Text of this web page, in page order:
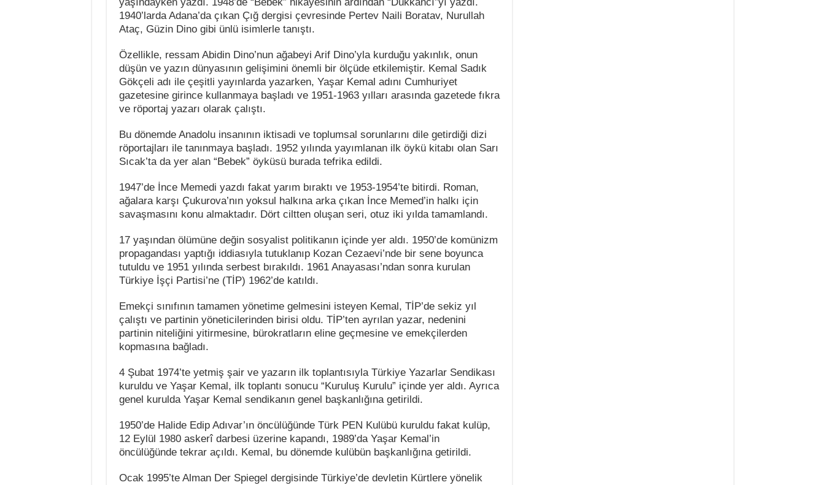
1940’larda Adana’da çıkan Çığ dergisi çevresinde Pertev Naili Boratav, Nurullah
Ataç, Güzin Dino gibi ünlü isimlerle tanıştı.
Özellikle, ressam Abidin Dino’nun ağabeyi Arif Dino’yla kurduğu yakınlık, onun
düşün ve yazın dünyasının gelişimini önemli bir ölçüde etkilemiştir. Kemal Sadık
Gökçeli adı ile çeşitli yayınlarda yazarken, Yaşar Kemal adını Cumhuriyet
gazetesine girince kullanmaya başladı ve 1951-1963 yılları arasında gazetede fıkra
ve röportaj yazarı olarak çalıştı.
Bu dönemde Anadolu insanının iktisadi ve toplumsal sorunlarını dile getirdiği dizi
röportajları ile tanınmaya başladı. 1952 yılında yayımlanan ilk öykü kitabı olan Sarı
Sıcak’ta da yer alan “Bebek” öyküsü burada tefrika edildi.
1947’de İnce Memedi yazdı fakat yarım bıraktı ve 1953-1954’te bitirdi. Roman,
ağalara karşı Çukurova’nın yoksul halkına arka çıkan İnce Memed’in halkı için
savaşmasını konu almaktadır. Dört ciltten oluşan seri, otuz iki yılda tamamlandı.
17 yaşından ölümüne değin sosyalist politikanın içinde yer aldı. 1950’de komünizm
propagandası yaptığı iddiasıyla tutuklanıp Kozan Cezaevi’nde bir sene boyunca
tutuldu ve 1951 yılında serbest bırakıldı. 1961 Anayasası’ndan sonra kurulan
Türkiye İşçi Partisi’ne (TİP) 1962’de katıldı.
Emekçi sınıfının tamamen yönetime gelmesini isteyen Kemal, TİP’de sekiz yıl
çalıştı ve partinin yöneticilerinden birisi oldu. TİP’ten ayrılan yazar, nedenini
partinin niteliğini yitirmesine, bürokratların eline geçmesine ve emekçilerden
kopmasına bağladı.
4 Şubat 1974’te yetmiş şair ve yazarın ilk toplantısıyla Türkiye Yazarlar Sendikası
kuruldu ve Yaşar Kemal, ilk toplantı sonucu “Kuruluş Kurulu” içinde yer aldı. Ayrıca
genel kurulda Yaşar Kemal sendikanın genel başkanlığına getirildi.
1950’de Halide Edip Adıvar’ın öncülüğünde Türk PEN Kulübü kuruldu fakat kulüp,
12 Eylül 1980 askerî darbesi üzerine kapandı, 1989’da Yaşar Kemal’in
öncülüğünde tekrar açıldı. Kemal, bu dönemde kulübün başkanlığına getirildi.
Ocak 1995’te Alman Der Spiegel dergisinde Türkiye’de devletin Kürtlere yönelik